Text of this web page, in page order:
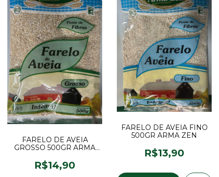
FARELO DE AVEIA
GROSSO 500GR ARMA
R$14,90
FARELO DE AVEIA FINO
500GR ARMA ZEN
R$13,90